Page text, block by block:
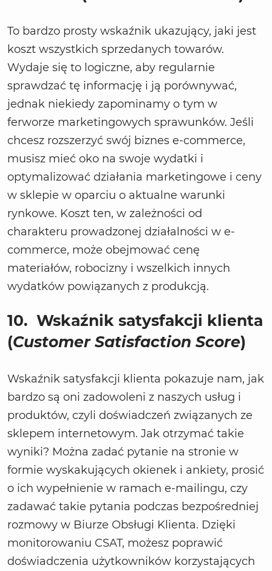
To bardzo prosty wskaźnik ukazujący, jaki jest
koszt wszystkich sprzedanych towarów.
Wydaje się to logiczne, aby regularnie
sprawdzać tę informację i ją porównywać,
jednak niekiedy zapominamy o tym w
ferworze marketingowych sprawunków. Jeśli
chcesz rozszerzyć swój biznes e-commerce,
musisz mieć oko na swoje wydatki i
optymalizować działania marketingowe i ceny
w sklepie w oparciu o aktualne warunki
rynkowe. Koszt ten, w zależności od
charakteru prowadzonej działalności w e-
commerce, może obejmować cenę
materiałów, robocizny i wszelkich innych
wydatków powiązanych z produkcją.
10. Wskaźnik satysfakcji klienta
(Customer Satisfaction Score)
Wskaźnik satysfakcji klienta pokazuje nam, jak
bardzo są oni zadowoleni z naszych usług i
produktów, czyli doświadczeń związanych ze
sklepem internetowym. Jak otrzymać takie
wyniki? Można zadać pytanie na stronie w
formie wyskakujących okienek i ankiety, prosić
o ich wypełnienie w ramach e-mailingu, czy
zadawać takie pytania podczas bezpośredniej
rozmowy w Biurze Obsługi Klienta. Dzięki
monitorowaniu CSAT, możesz poprawić
doświadczenia użytkowników korzystających